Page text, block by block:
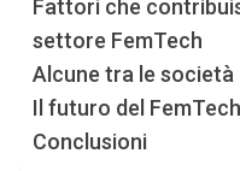
Fattori che
settore FemTech
Alcune tra le
Il futuro del FemTech
Conclusioni